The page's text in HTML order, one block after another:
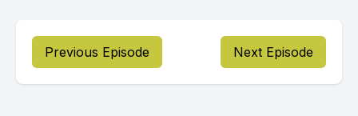
Previous Episode Next Episode